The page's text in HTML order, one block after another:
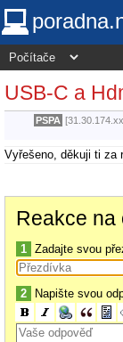
USB-C a
PSPA
Vyřešeno, děkuji ti za
Reakce na
1 Zadajte svou
2 Napište svou